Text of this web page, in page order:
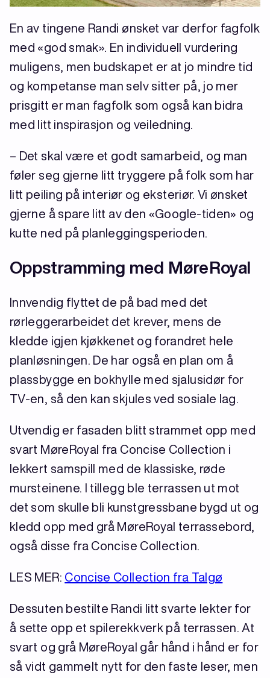
En av tingene Randi ønsket var derfor fagfolk
med «god smak». En individuell vurdering
muligens, men budskapet er at jo mindre tid
og kompetanse man selv sitter på, jo mer
prisgitt er man fagfolk som også kan bidra
med litt inspirasjon og veiledning.
– Det skal være et godt samarbeid, og man
føler seg gjerne litt tryggere på folk som har
litt peiling på interiør og eksteriør. Vi ønsket
gjerne å spare litt av den «Google-tiden» og
kutte ned på planleggingsperioden.
Oppstramming med MøreRoyal
Innvendig flyttet de på bad med det
rørleggerarbeidet det krever, mens de
kledde igjen kjøkkenet og forandret hele
planløsningen. De har også en plan om å
plassbygge en bokhylle med sjalusidør for
TV-en, så den kan skjules ved sosiale lag.
Utvendig er fasaden blitt strammet opp med
svart MøreRoyal fra Concise Collection i
lekkert samspill med de klassiske, røde
mursteinene. I tillegg ble terrassen ut mot
det som skulle bli kunstgressbane bygd ut og
kledd opp med grå MøreRoyal terrassebord,
også disse fra Concise Collection.
LES MER: Concise Collection fra Talgø
Dessuten bestilte Randi litt svarte lekter for
å sette opp et spilerekkverk på terrassen. At
svart og grå MøreRoyal går hånd i hånd er for
så vidt gammelt nytt for den faste leser, men